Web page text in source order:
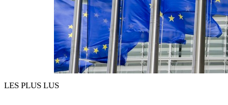
LES PLUS LUS